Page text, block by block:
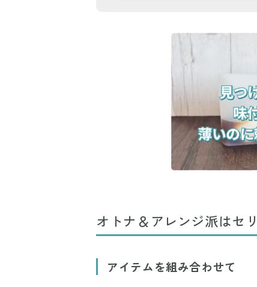
オトナ＆アレンジ派はセ
アイテムを組み合わせて